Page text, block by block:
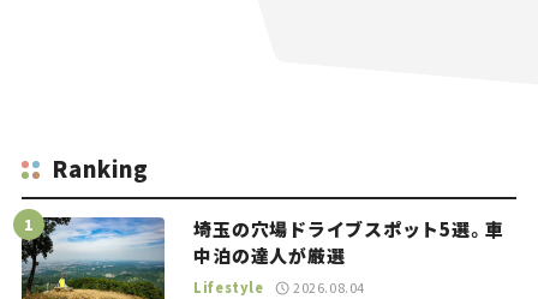
Ranking
埼玉の穴場ドライブスポット5選。車
中泊の達人が厳選
Lifestyle 2026.08.04